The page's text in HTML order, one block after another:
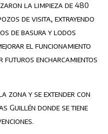
la limpieza de 480
de visita, extrayendo
de basura y lodos
el funcionamiento
futuros encharcamientos
zona y se extender con
Guillén donde se tiene